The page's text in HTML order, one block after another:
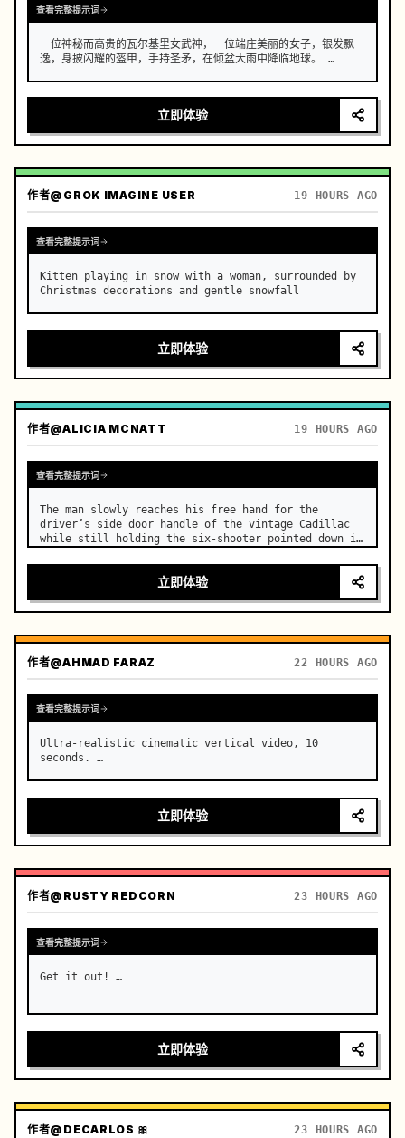
查看完整提示词
一位神秘而高贵的瓦尔基里女武神，一位端庄美丽的女子，银发飘
逸，身披闪耀的盔甲，手持圣矛，在倾盆大雨中降临地球。 …
立即体验
作者@GROK IMAGINE USER 19 HOURS AGO
查看完整提示词
Kitten playing in snow with a woman, surrounded by
Christmas decorations and gentle snowfall
立即体验
作者@ALICIA MCNATT 19 HOURS AGO
查看完整提示词
The man slowly reaches his free hand for the
driver’s side door handle of the vintage Cadillac
while still holding the six-shooter pointed down in
立即体验
作者@AHMAD FARAZ 22 HOURS AGO
查看完整提示词
Ultra-realistic cinematic vertical video, 10
seconds. …
立即体验
作者@RUSTY REDCORN 23 HOURS AGO
查看完整提示词
Get it out! …
立即体验
作者@DECARLOS 🎀 23 HOURS AGO